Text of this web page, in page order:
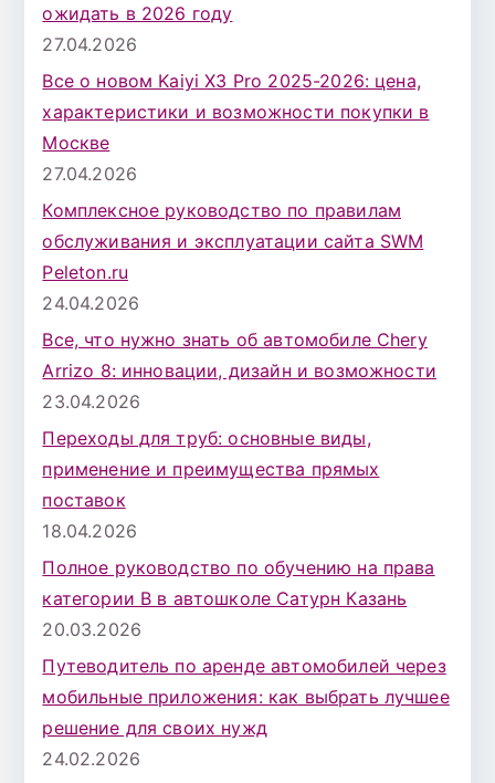
ожидать в 2026 году
27.04.2026
Все о новом Kaiyi X3 Pro 2025-2026: цена,
характеристики и возможности покупки в
Москве
27.04.2026
Комплексное руководство по правилам
обслуживания и эксплуатации сайта SWM
Peleton.ru
24.04.2026
Все, что нужно знать об автомобиле Chery
Arrizo 8: инновации, дизайн и возможности
23.04.2026
Переходы для труб: основные виды,
применение и преимущества прямых
поставок
18.04.2026
Полное руководство по обучению на права
категории B в автошколе Сатурн Казань
20.03.2026
Путеводитель по аренде автомобилей через
мобильные приложения: как выбрать лучшее
решение для своих нужд
24.02.2026